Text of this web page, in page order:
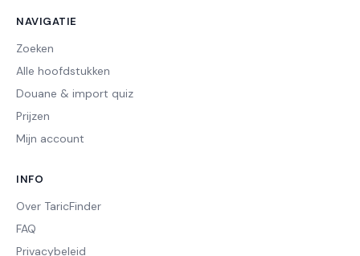
NAVIGATIE
Zoeken
Alle hoofdstukken
Douane & import quiz
Prijzen
Mijn account
INFO
Over TaricFinder
FAQ
Privacybeleid